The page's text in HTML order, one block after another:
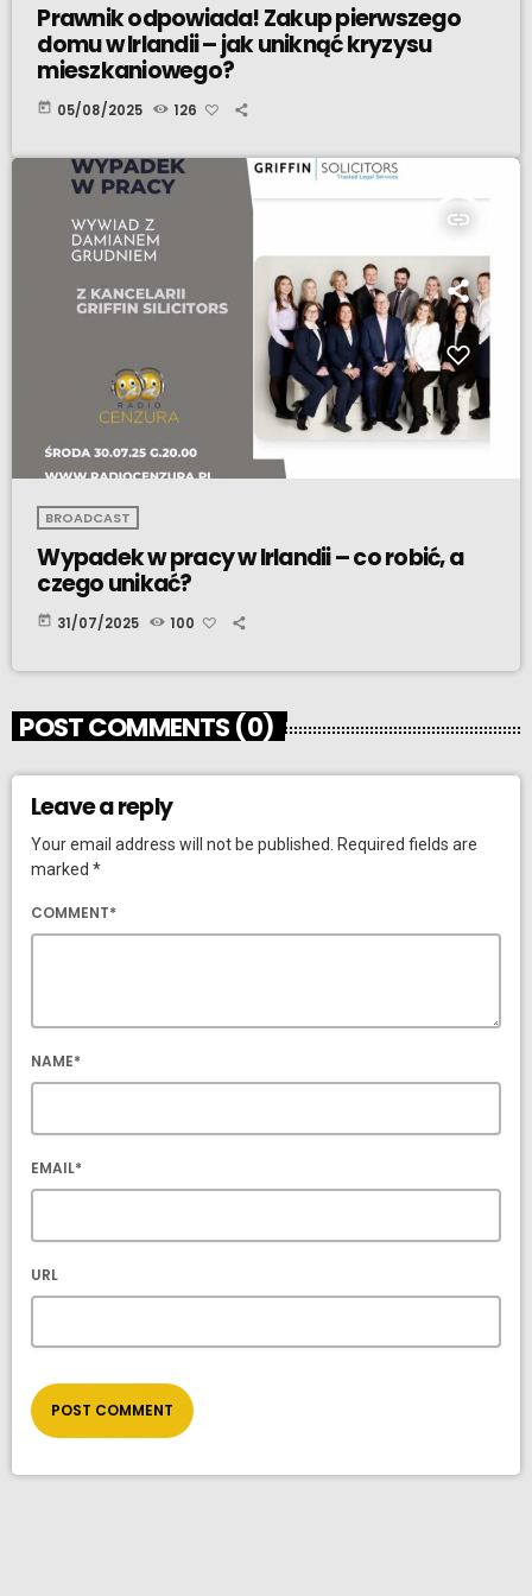
Prawnik odpowiada! Zakup pierwszego
domu w Irlandii – jak uniknąć kryzysu
mieszkaniowego?
today 05/08/2025 126
insert_link
BROADCAST
Wypadek w pracy w Irlandii – co robić, a
czego unikać?
today 31/07/2025 100
POST COMMENTS (0)
Leave a reply
Your email address will not be published. Required fields are
marked *
COMMENT*
NAME*
EMAIL*
URL